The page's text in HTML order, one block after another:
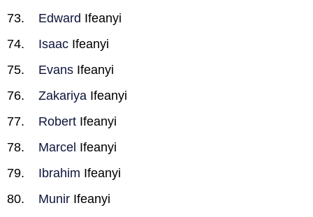
Edward Ifeanyi
Isaac Ifeanyi
Evans Ifeanyi
Zakariya Ifeanyi
Robert Ifeanyi
Marcel Ifeanyi
Ibrahim Ifeanyi
Munir Ifeanyi